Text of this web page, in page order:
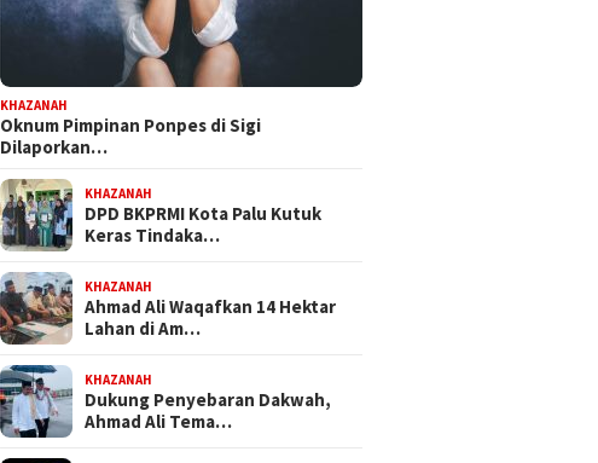
Komisi III DPRD Sulteng
Turun ke PT CPM, Isu
Pencemaran hingga
Kontribusi PAD Jadi Sorotan
KHAZANAH
Oknum Pimpinan Ponpes di Sigi
Dilaporkan…
KHAZANAH
DPD BKPRMI Kota Palu Kutuk
Keras Tindaka…
KHAZANAH
Ahmad Ali Waqafkan 14 Hektar
Lahan di Am…
KHAZANAH
Dukung Penyebaran Dakwah,
Ahmad Ali Tema…